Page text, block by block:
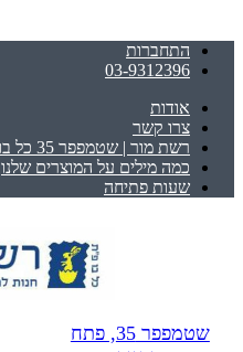
התחברות
03-9312396
אודות
צרו קשר
רשת מור | שטמפפר 35 כל בו פ"ת
כמה מילים על המוצרים שלנו
שעות פתיחה
שטמפפר 35, פתח